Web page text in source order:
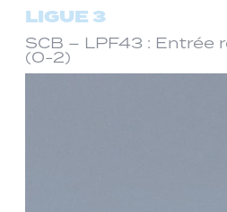
LIGUE 3
SCB – LPF43 : Entrée
(0-2)